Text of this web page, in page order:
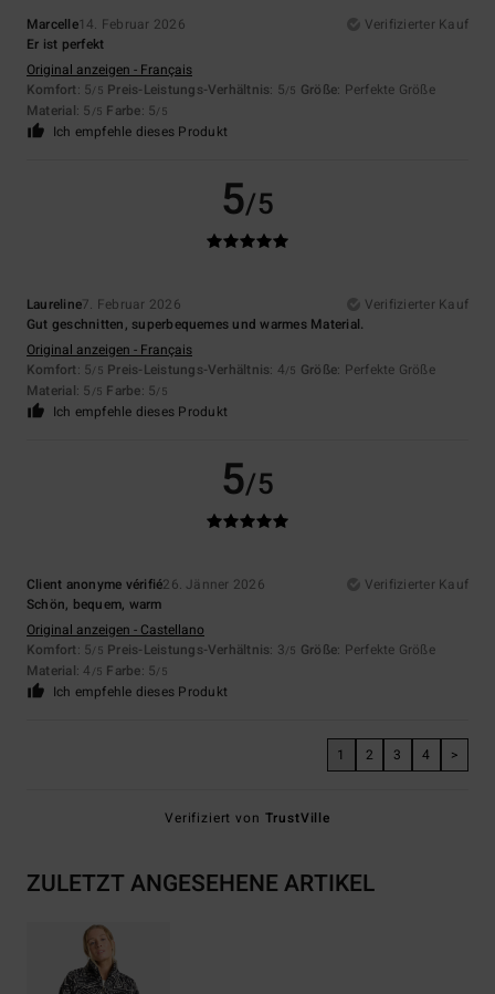
Marcelle14. Februar 2026
Verifizierter Kauf
Er ist perfekt
Original anzeigen - Français
Komfort: 5/5 Preis-Leistungs-Verhältnis: 5/5 Größe: Perfekte Größe
Material: 5 /5 Farbe: 5/5
Ich empfehle dieses Produkt
5/5
Laureline7. Februar 2026
Verifizierter Kauf
Gut geschnitten, superbequemes und warmes Material.
Original anzeigen - Français
Komfort: 5/5 Preis-Leistungs-Verhältnis: 4/5 Größe: Perfekte Größe
Material: 5 /5 Farbe: 5/5
Ich empfehle dieses Produkt
5/5
Client anonyme vérifié26. Jänner 2026
Verifizierter Kauf
Schön, bequem, warm
Original anzeigen - Castellano
Komfort: 5/5 Preis-Leistungs-Verhältnis: 3/5 Größe: Perfekte Größe
Material: 4 /5 Farbe: 5/5
Ich empfehle dieses Produkt
1 2 3 4 >
Verifiziert von TrustVille
ZULETZT ANGESEHENE ARTIKEL